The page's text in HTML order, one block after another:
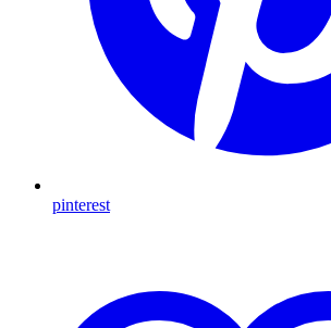
pinterest